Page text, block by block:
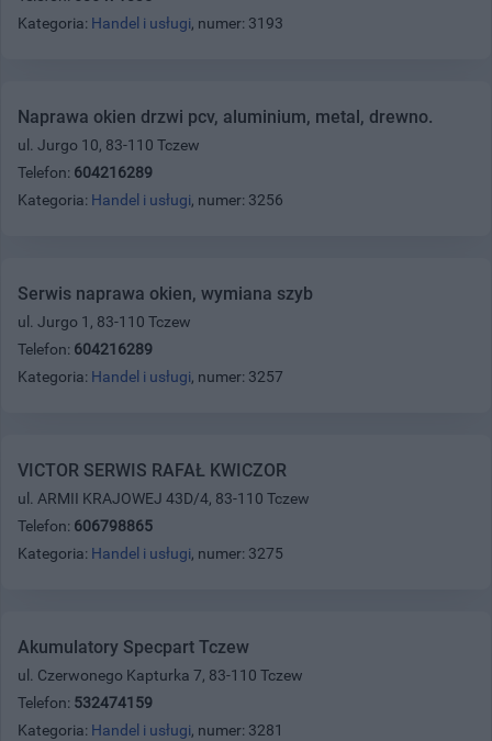
Kategoria: Handel i usługi, numer: 3193
Naprawa okien drzwi pcv, aluminium, metal, drewno.
ul. Jurgo 10, 83-110 Tczew
Telefon: 604216289
Kategoria: Handel i usługi, numer: 3256
Serwis naprawa okien, wymiana szyb
ul. Jurgo 1, 83-110 Tczew
Telefon: 604216289
Kategoria: Handel i usługi, numer: 3257
VICTOR SERWIS RAFAŁ KWICZOR
ul. ARMII KRAJOWEJ 43D/4, 83-110 Tczew
Telefon: 606798865
Kategoria: Handel i usługi, numer: 3275
Akumulatory Specpart Tczew
ul. Czerwonego Kapturka 7, 83-110 Tczew
Telefon: 532474159
Kategoria: Handel i usługi, numer: 3281